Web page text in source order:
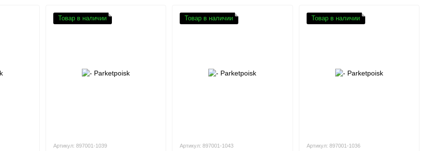
Товар в наличии
Артикул: 897001-1039
Товар в наличии
Артикул: 897001-1043
Товар в наличии
Артикул: 897001-1036